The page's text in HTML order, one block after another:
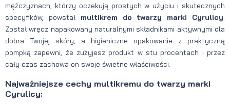
mężczyznach, którzy oczekują prostych w użyciu i skutecznych
specyfików, powstał multikrem do twarzy marki Cyrulicy.
Został wręcz napakowany naturalnymi składnikami aktywnymi dla
dobra Twojej skóry, a higieniczne opakowanie z praktyczną
pompką zapewni, że zużyjesz produkt w stu procentach i przez
cały czas zachowa on swoje świetne właściwości.
Najważniejsze cechy multikremu do twarzy marki
Cyrulicy: